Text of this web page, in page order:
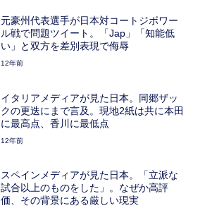
元豪州代表選手が日本対コートジボワー
ル戦で問題ツイート。「Jap」「知能低
い」と双方を差別表現で侮辱
12年前
イタリアメディアが見た日本。同郷ザッ
クの更迭にまで言及。現地2紙は共に本田
に最高点、香川に最低点
12年前
スペインメディアが見た日本。「立派な
試合以上のものをした」。なぜか高評
価、その背景にある厳しい現実